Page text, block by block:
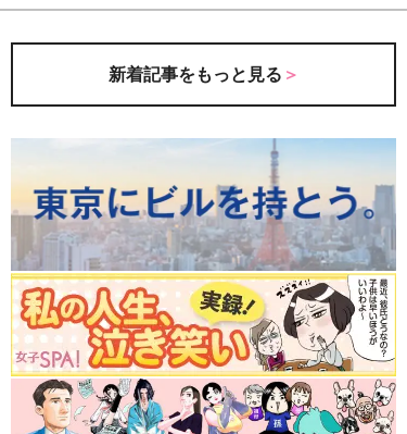
新着記事をもっと見る